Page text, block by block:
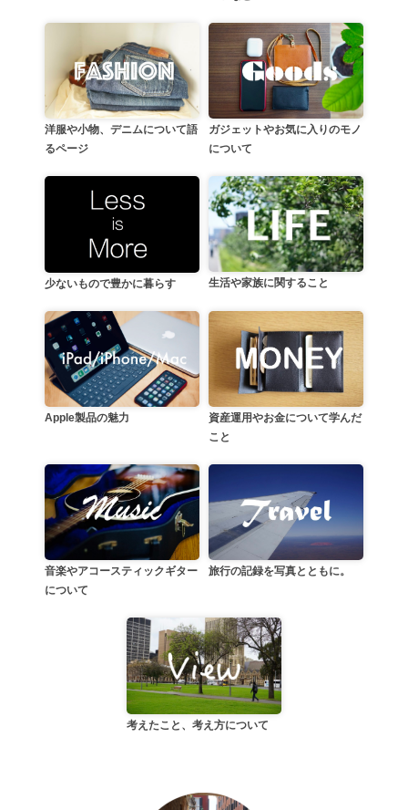
洋服や小物、デニムについて語
るページ
ガジェットやお気に入りのモノ
について
少ないもので豊かに暮らす 生活や家族に関すること
Apple製品の魅力
資産運用やお金について学んだ
こと
音楽やアコースティックギター
について
旅行の記録を写真とともに。
考えたこと、考え方について